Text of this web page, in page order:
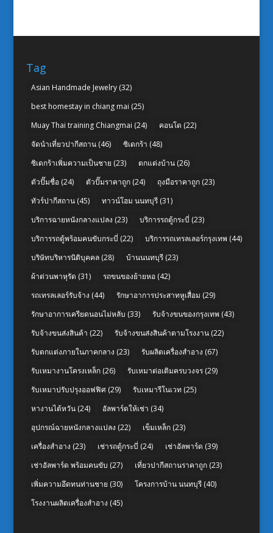
Tag
Asian Handmade Jewelry(32)
best homestay in chiang mai (25)
Muay Thai training Chiangmai (24) คอนโด (22)
จัดนำเที่ยวปากีสถาน(46) ซิเดกร้า (48)
ซิเดกร้าเพิ่มความเป็นชาย (23) ตกแต่งบ้าน(26)
ตัวปั๊มชื่อ(24) ตัวปั๊มราคาถูก(24) ถุงมือราคาถูก(23)
ทัวร์ปากีสถาน(45) ทาวน์โฮม นนทบุรี(31)
บริการฉายหนังกลางแปลง (23) บริการรถตู้กระบี่ (23)
บริการรถตู้พร้อมคนขับกระบี่ (22) บริการรถเทรลเลอร์กรุงเทพ (44)
บริษัทบริหารนิติบุคคล(28) บ้านนนทบุรี(23)
ผ้าต่วนพาหุรัด (31) รถขนของย้ายหอ(42)
รถเทรลเลอร์รับจ้าง (44) รักษาอาการประสาทหูเสื่อม (29)
รักษาอาการเครียดนอนไม่หลับ (33) รับจ้างขนของกรุงเทพ (43)
รับจ้างขนส่งสินค้า (22) รับจ้างขนส่งสินค้าตามโรงงาน(22)
รับตกแต่งภายในภาคกลาง (23) รับผลิตเครื่องสำอาง (67)
รับเหมางานโครงเหล็ก(26) รับเหมาต่อเติมครบวงจร(29)
รับเหมาปรับปรุงออฟฟิศ(29) รับเหมารีโนเวท (25)
หางานไต้หวัน(24) อัลพาร์ดให้เช่า (34)
อุปกรณ์ฉายหนังกลางแปลง (22) เข็มเหล็ก(23)
เครื่องสำอาง (23) เช่ารถตู้กระบี่ (24) เช่าอัลพาร์ด (39)
เช่าอัลพาร์ด พร้อมคนขับ (27) เที่ยวปากีสถานราคาถูก(23)
เพิ่มความอึดทนท่านชาย (30) โครงการบ้าน นนทบุรี(40)
โรงงานผลิตเครื่องสำอาง (45)